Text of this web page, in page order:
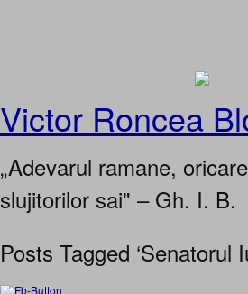
Victor Roncea
„Adevarul ramane,
slujitorilor sai" – Gh. I. B.
Posts Tagged ‘Senatorul